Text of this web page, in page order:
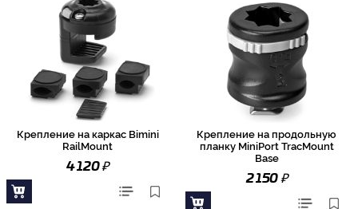
Крепление на каркас Bimini
RailMount
4 120₽
Крепление на продольную
планку MiniPort TracMount
Base
2 150₽